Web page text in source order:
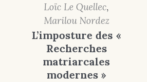
Loïc Le Quellec,
Marilou Nordez
L’imposture des «
Recherches
matriarcales
modernes »